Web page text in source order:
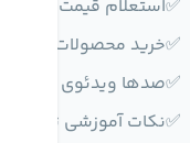
✅استعلام قيمت
✅خريد محصولات اپل
✅صدها ويدئوي آموزشي
✅نكات آموزشي تعميرات